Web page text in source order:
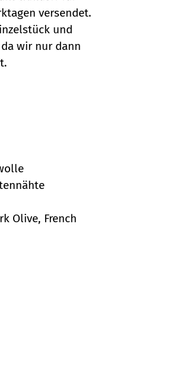
versendet.
und
wir nur dann
Olive, French